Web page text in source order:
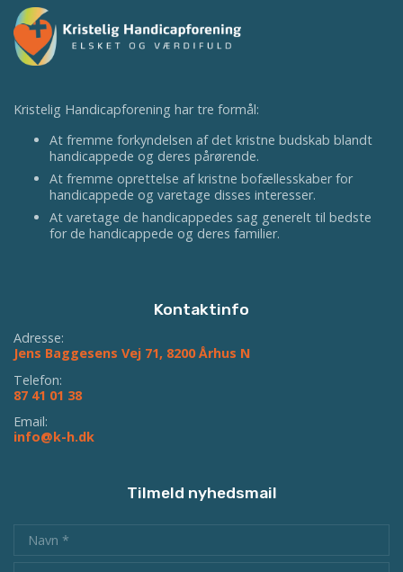
Kristelig Handicapforening har tre formål:
At fremme forkyndelsen af det kristne budskab blandt
handicappede og deres pårørende.
At fremme oprettelse af kristne bofællesskaber for
handicappede og varetage disses interesser.
At varetage de handicappedes sag generelt til bedste
for de handicappede og deres familier.
Kontaktinfo
Adresse:
Jens Baggesens Vej 71, 8200 Århus N
Telefon:
87 41 01 38
Email:
info@k-h.dk
Tilmeld nyhedsmail